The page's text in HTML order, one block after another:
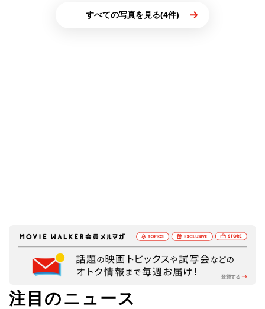
すべての写真を見る(4件)
注目のニュース